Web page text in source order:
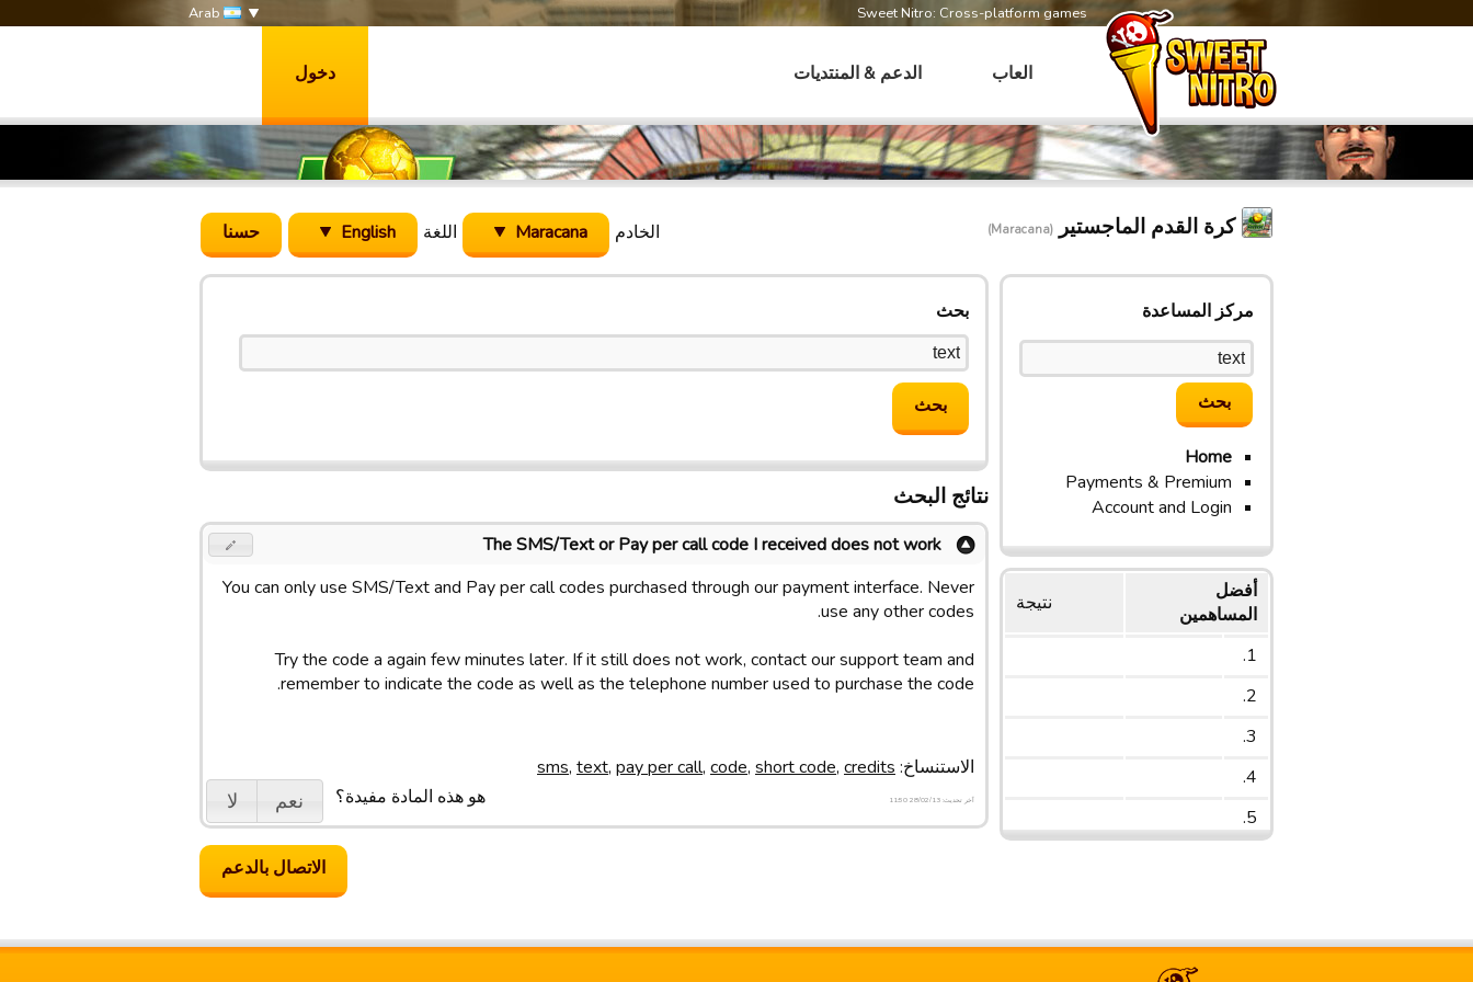
Sweet Nitro: Cross-platform games
العاب الدعم & المنتديات دخول
الخادم Maracana اللغة English كرة القدم الماجستير (Maracana)
مركز المساعدة
Home
Payments & Premium
Account and Login
أفضل
المساهمين
نتیجة
1.
2.
3.
4.
5.
بحث
نتائج البحث
The SMS/Text or Pay per call code I received does not work
You can only use SMS/Text and Pay per call codes purchased through our payment interface. Never
use any other codes.
Try the code a again few minutes later. If it still does not work, contact our support team and
remember to indicate the code as well as the telephone number used to purchase the code.
الاستنساخ: sms, text, pay per call, code, short code, credits
هو هذه المادة مفيدة؟
نعم لا آخر تحديث: 28/02/13 11:50
الاتصال بالدعم